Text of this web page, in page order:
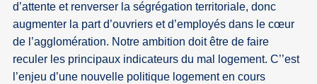
d’attente et renverser la ségrégation territoriale, donc
augmenter la part d’ouvriers et d’employés dans le cœur
de l’agglomération. Notre ambition doit être de faire
reculer les principaux indicateurs du mal logement. C’’est
l’enjeu d’une nouvelle politique logement en cours